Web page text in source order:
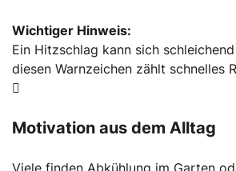
Wichtiger Hinweis:
Ein Hitzschlag kann sich
diesen Warnzeichen zählt schnelles
Motivation aus dem Alltag
Viele finden Abkühlung im Garten